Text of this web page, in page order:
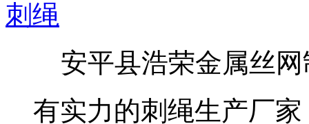
刺绳
安平县浩荣金属丝
有实力的刺绳生产厂家